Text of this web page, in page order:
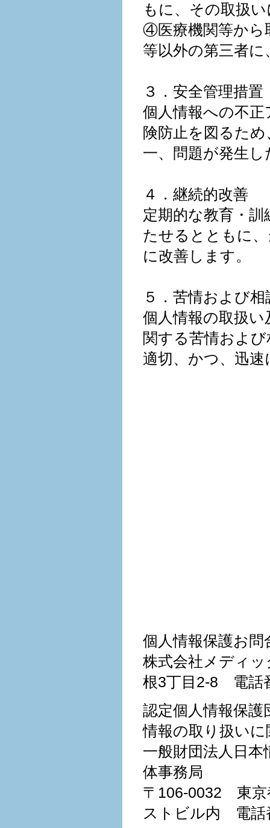
もに、その取扱
④医療機関等から
等以外の第三者
３．安全管理措置
個人情報への不
険防止を図るた
一、問題が発生
４．継続的改善
定期的な教育・
たせるとともに
に改善します。
５．苦情および相
個人情報の取扱
関する苦情およ
適切、かつ、迅
個人情報保護お問
株式会社メディ
根3丁目2-8 電話
認定個人情報保護
情報の取り扱い
一般財団法人日
体事務局
〒106-0032 東京
ストビル内 電話